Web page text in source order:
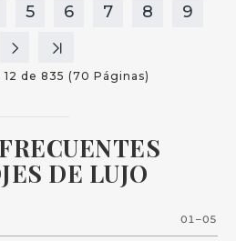
5 6 7 8 9
12 de 835 (70 Páginas)
DE LUJO
01–05